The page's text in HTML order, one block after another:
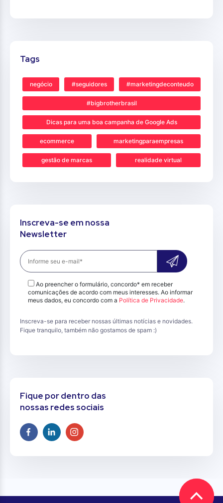
Tags
negócio #seguidores #marketingdeconteudo
#bigbrotherbrasil
Dicas para uma boa campanha de Google Ads
ecommerce marketingparaempresas
gestão de marcas realidade virtual
Inscreva-se em nossa
Newsletter
Ao preencher o formulário, concordo* em receber
comunicações de acordo com meus interesses. Ao informar
meus dados, eu concordo com a Política de Privacidade.
Inscreva-se para receber nossas últimas notícias e novidades.
Fique tranquilo, também não gostamos de spam :)
Fique por dentro das
nossas redes sociais